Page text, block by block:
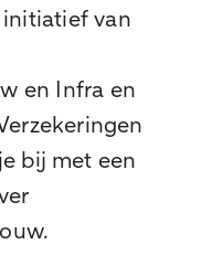
initiatief van
en Infra en
bij met een